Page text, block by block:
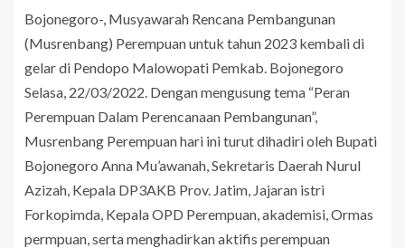
Bojonegoro-, Musyawarah Rencana Pembangunan
(Musrenbang) Perempuan untuk tahun 2023 kembali di
gelar di Pendopo Malowopati Pemkab. Bojonegoro
Selasa, 22/03/2022. Dengan mengusung tema “Peran
Perempuan Dalam Perencanaan Pembangunan”,
Musrenbang Perempuan hari ini turut dihadiri oleh Bupati
Bojonegoro Anna Mu’awanah, Sekretaris Daerah Nurul
Azizah, Kepala DP3AKB Prov. Jatim, Jajaran istri
Forkopimda, Kepala OPD Perempuan, akademisi, Ormas
permpuan, serta menghadirkan aktifis perempuan